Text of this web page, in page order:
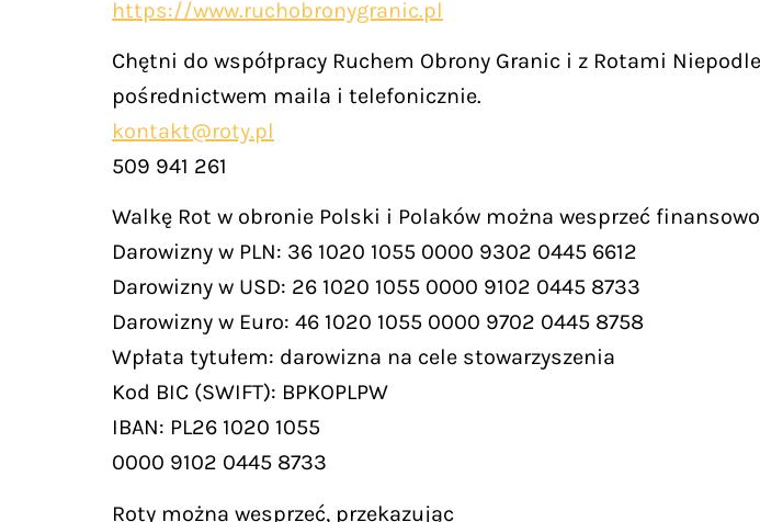
https://www.ruchobronygranic.pl
Chętni do współpracy Ruchem Obrony Granic i z Rotami
pośrednictwem maila i telefonicznie.
kontakt@roty.pl
509 941 261
Walkę Rot w obronie Polski i Polaków można wesprzeć
Darowizny w PLN: 36 1020 1055 0000 9302 0445 6612
Darowizny w USD: 26 1020 1055 0000 9102 0445 8733
Darowizny w Euro: 46 1020 1055 0000 9702 0445 8758
Wpłata tytułem: darowizna na cele stowarzyszenia
Kod BIC (SWIFT): BPKOPLPW
IBAN: PL26 1020 1055
0000 9102 0445 8733
Roty można wesprzeć, przekazując